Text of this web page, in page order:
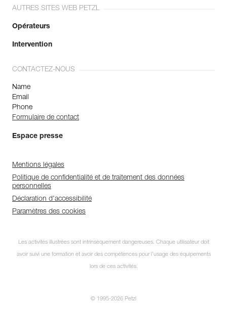
AUTRES SITES WEB PETZL
Opérateurs
Intervention
CONTACTEZ-NOUS
Name
Email
Phone
Formulaire de contact
Espace presse
Mentions légales
Politique de confidentialité et de traitement des données
personnelles
Déclaration d'accessibilité
Paramètres des cookies
Les activités illustrées sont intrinsèquement dangereuses. Chaque utilisateur doit
avoir suivi une formation et avoir des compétences pour l’usage des équipements
lors de ces activités.
© 1995-2026 Petzl